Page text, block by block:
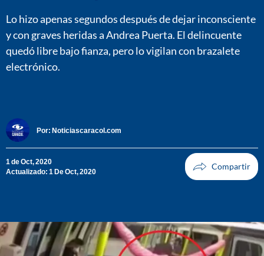
Lo hizo apenas segundos después de dejar inconsciente
y con graves heridas a Andrea Puerta. El delincuente
quedó libre bajo fianza, pero lo vigilan con brazalete
electrónico.
Por: Noticiascaracol.com
1 de Oct, 2020
Actualizado: 1 De Oct, 2020